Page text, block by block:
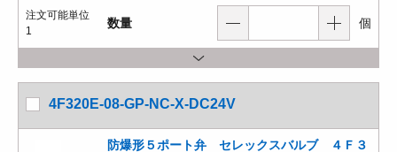
注文可能単位
1
数量 個
4F320E-08-GP-NC-X-DC24V
防爆形５ポート弁 セレックスバルブ ４Ｆ３